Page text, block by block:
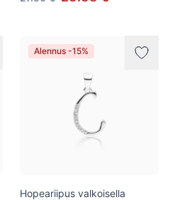
Alennus -15%
Hopeariipus valkoisella